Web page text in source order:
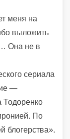
меня на
выложить
Она не в
сериала
—
Тодоренко
По
блогерства».